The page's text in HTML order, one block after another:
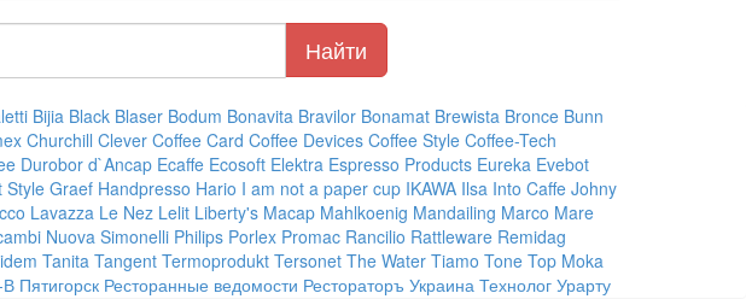
Bijia Black Blaser Bodum Bonavita Bravilor Bonamat Brewista Bronce Bunn
Churchill Clever Coffee Card Coffee Devices Coffee Style Coffee-Tech
Durobor d`Ancap Ecaffe Ecosoft Elektra Espresso Products Eureka Evebot
Style Graef Handpresso Hario I am not a paper cup IKAWA Ilsa Into Caffe Johny
Lavazza Le Nez Lelit Liberty's Macap Mahlkoenig Mandailing Marco Mare
Nuova Simonelli Philips Porlex Promac Rancilio Rattleware Remidag
Tanita Tangent Termoprodukt Tersonet The Water Tiamo Tone Top Moka
В Пятигорск Ресторанные ведомости Рестораторъ Украина Технолог Урарту